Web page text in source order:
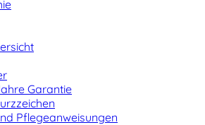
Garantie
Pflegeanweisungen